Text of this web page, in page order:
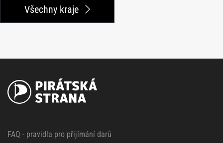
Všechny kraje
FAQ - pravidla pro přijímání darů